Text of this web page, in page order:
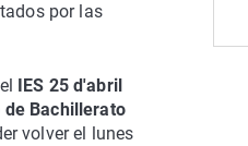
por las
IES 25 d'abril
de Bachillerato
volver el lunes